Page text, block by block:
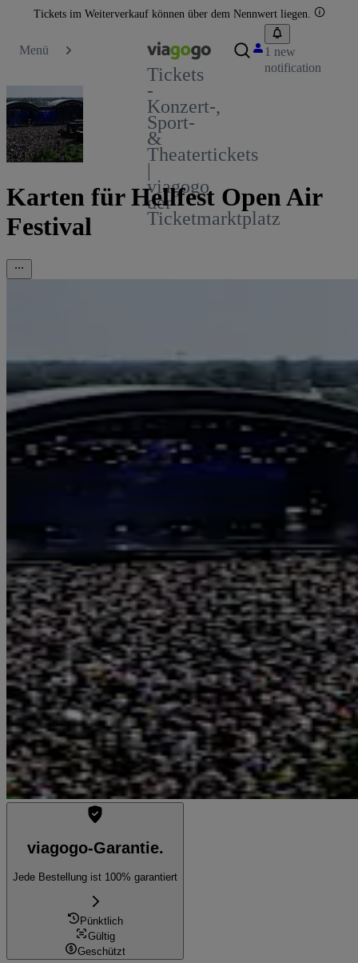
Tickets im Weiterverkauf können über dem Nennwert liegen.
Menü
Tickets
-
Konzert-,
Sport-
&
Theatertickets
|
viagogo
der
Ticketmarktplatz
1 new
notification
Karten für Hellfest Open Air
Festival
viagogo-Garantie.
Jede Bestellung ist 100% garantiert
Pünktlich
Gültig
Geschützt